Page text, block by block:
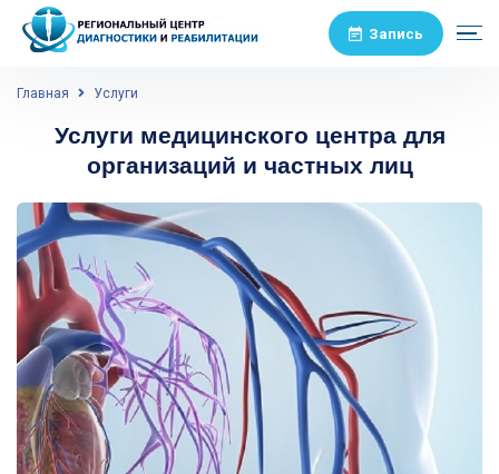
Запись
Главная Услуги
Услуги медицинского центра для
организаций и частных лиц